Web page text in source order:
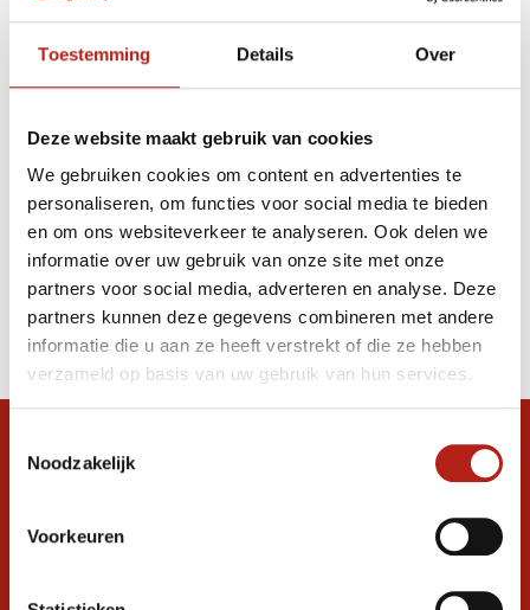
Toestemming Details Over
Deze website maakt gebruik van cookies
We gebruiken cookies om content en advertenties te
personaliseren, om functies voor social media te bieden
en om ons websiteverkeer te analyseren. Ook delen we
informatie over uw gebruik van onze site met onze
partners voor social media, adverteren en analyse. Deze
partners kunnen deze gegevens combineren met andere
informatie die u aan ze heeft verstrekt of die ze hebben
verzameld op basis van uw gebruik van hun services.
Noodzakelijk
Voorkeuren
Apply filters Sportief Boxing Gear
Producten
Filter